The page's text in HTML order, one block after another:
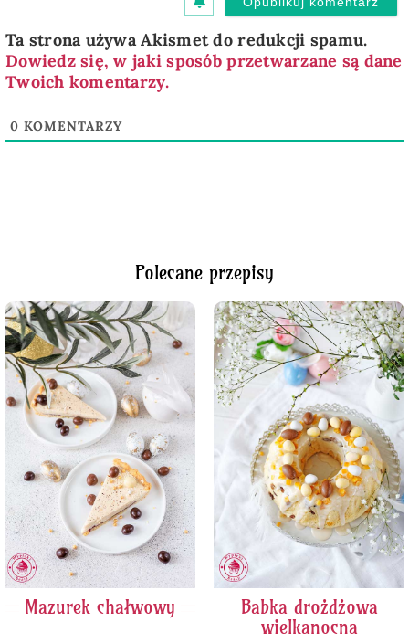
Ta strona używa Akismet do redukcji spamu.
Dowiedz się, w jaki sposób przetwarzane są dane
Twoich komentarzy.
0 KOMENTARZY
Polecane przepisy
Mazurek chałwowy
Babka drożdżowa
wielkanocna